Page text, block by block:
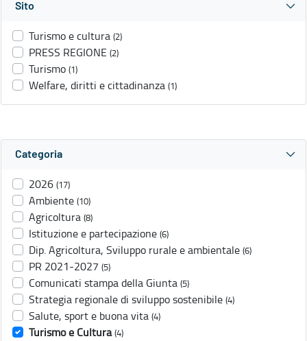
Sito
Turismo e cultura (2)
PRESS REGIONE (2)
Turismo (1)
Welfare, diritti e cittadinanza (1)
Categoria
2026 (17)
Ambiente (10)
Agricoltura (8)
Istituzione e partecipazione (6)
Dip. Agricoltura, Sviluppo rurale e ambientale (6)
PR 2021-2027 (5)
Comunicati stampa della Giunta (5)
Strategia regionale di sviluppo sostenibile (4)
Salute, sport e buona vita (4)
Turismo e Cultura (4)